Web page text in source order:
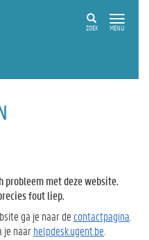
ZOEK MENU
met deze website.
fout liep.
ga je naar de contactpagina
je naarhelpdesk.ugent.be